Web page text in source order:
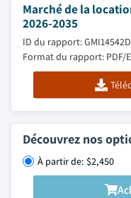
Marché de la
2026-2035
ID du rapport: GMI14542
Format du rapport: PDF/
Découvrez nos
À partir de: $2,450